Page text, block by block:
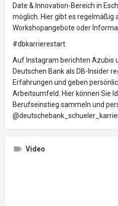
Date & Innovation-Bereich in
möglich. Hier gibt es regelmäßig
Workshopangebote oder
#dbkarrierestart
Auf Instagram berichten Azubis
Deutschen Bank als DB-Insider
Erfahrungen und geben
Arbeitsumfeld. Hier können Sie
Berufseinstieg sammeln und
Video